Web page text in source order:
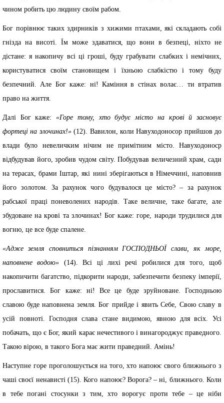
чином робить цю людину своїм рабом.
Бог порівнює таких здирників з хижими птахами, які складають собі
гнізда на висоті. Їм може здаватися, що вони в безпеці, ніхто не
дістане: я накопичу всі ці гроші, буду грабувати слабких і немічних,
користуватися своїм становищем і їхньою слабкістю і тому буду
безпечний. Але Бог каже: ні! Каміння в стінах волає… ти втратив
право на життя.
Далі Бог каже:«Горе тому, хто будує місто на крові й засновує
фортеці на злочинах!»(12). Вавилон, коли Навуходоносор прийшов до
влади було невеличким нічим не примітним місто. Навуходоноср
відбудував його, зробив чудом світу. Побудував величезний храм, сади
на терасах, брами Іштар, які нині зберігаються в Німеччині, наповнив
його золотом. За рахунок чого будувалося це місто? – за рахунок
рабської праці поневолених народів. Таке величне, таке багате, але
збудоване на крові та злочинах! Бог каже: горе, народи трудилися для
вогню, це все буде спалене.
«Адже земля сповниться пізнанням ГОСПОДНЬОЇ слави, як море,
наповнене водою» (14). Всі ці лихі речі робилися для того, щоб
накопичити багатство, підкорити народи, забезпечити безпеку імперії,
прославитися. Бог каже: ні! Все це буде зруйноване. Господньою
славою буде наповнена земля. Бог прийде і явить Себе, Свою славу в
усій повноті. Господня слава стане видимою, явною для всіх. Усі
побачать, що є Бог, який карає нечестивого і винагороджує праведного.
Такою вірою, в такого Бога має жити праведний. Амінь!
Наступне горе проголошується на того, хто напоює свого ближнього з
чаші своєї ненависті (15). Кого напоює? Ворога? – ні, ближнього. Коли
в тебе погані стосунки з тим, хто ворогує проти тебе – це ніби